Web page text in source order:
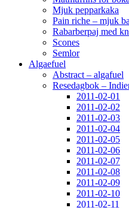
Mjuk pepparkaka
Pain riche – mjuk
Rabarberpaj med
Scones
Semlor
Algaefuel
Abstract – algafuel
Resedagbok –
2011-02-01
2011-02-02
2011-02-03
2011-02-04
2011-02-05
2011-02-06
2011-02-07
2011-02-08
2011-02-09
2011-02-10
2011-02-11